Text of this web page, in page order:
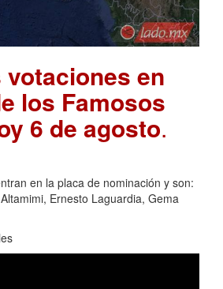
en
los Famosos
6 de agosto.
en la placa de nominación y son:
Ernesto Laguardia, Gema